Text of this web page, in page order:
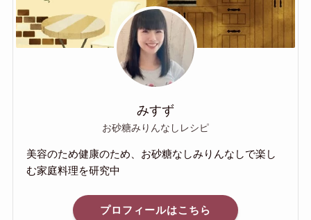
みすず
お砂糖みりんなしレシピ
美容のため健康のため、お砂糖なしみりんなしで楽し
む家庭料理を研究中
プロフィールはこちら